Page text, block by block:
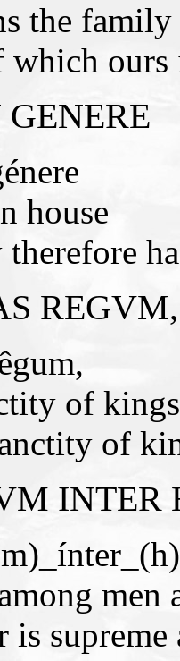
the family
ours
house
REGVM,
of
of
INTER
men
is